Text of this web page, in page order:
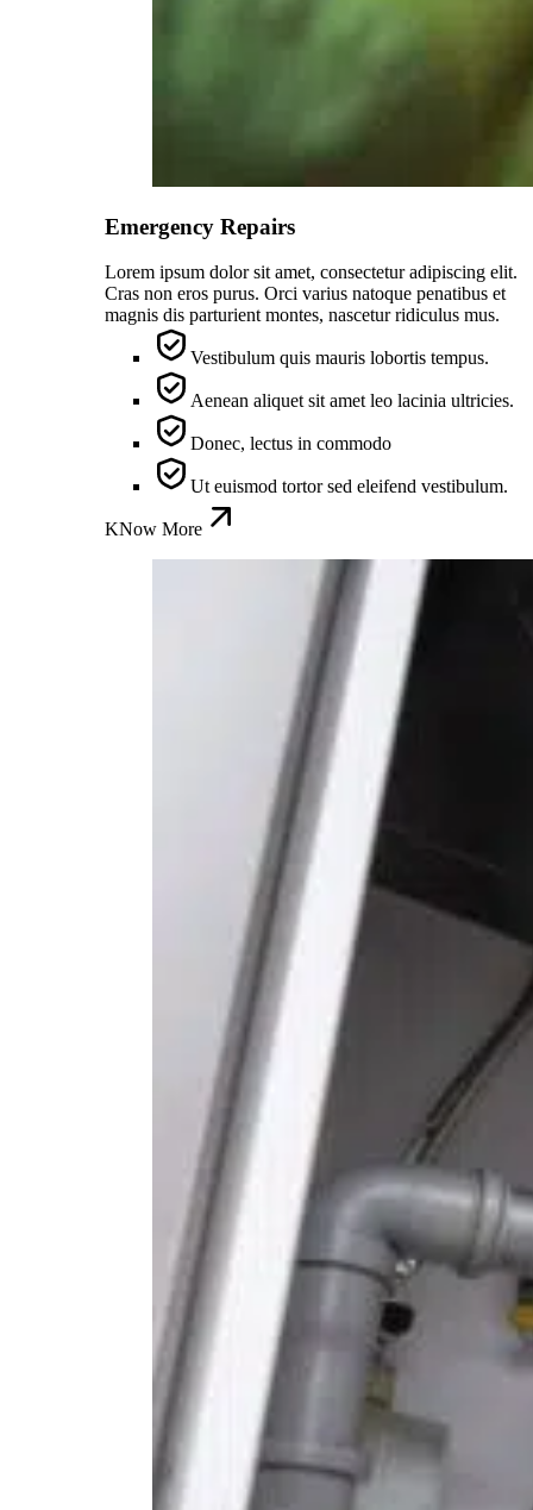
Emergency Repairs
Lorem ipsum dolor sit amet, consectetur adipiscing elit.
Cras non eros purus. Orci varius natoque penatibus et
magnis dis parturient montes, nascetur ridiculus mus.
Vestibulum quis mauris lobortis tempus.
Aenean aliquet sit amet leo lacinia ultricies.
Donec, lectus in commodo
Ut euismod tortor sed eleifend vestibulum.
KNow More